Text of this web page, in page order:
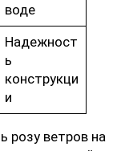
воде
Надежност
ь
конструкци
и
розу ветров на